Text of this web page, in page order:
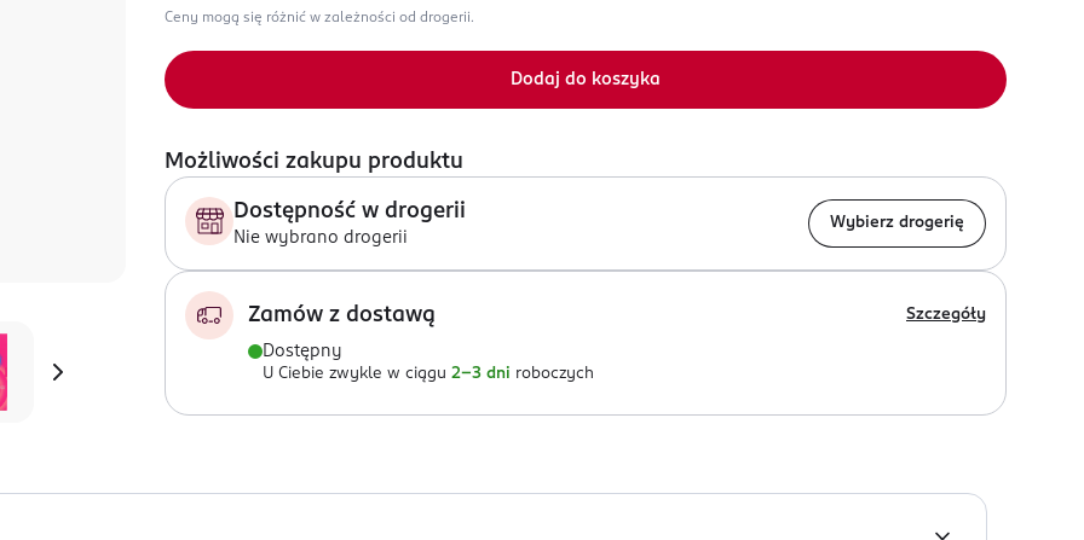
Ceny mogą się różnić w zależności od drogerii.
Dodaj do koszyka
Możliwości zakupu produktu
Dostępność w drogerii
Nie wybrano drogerii
Wybierz drogerię
Zamów z dostawą Szczegóły
Dostępny
U Ciebie zwykle w ciągu 2-3 dni roboczych